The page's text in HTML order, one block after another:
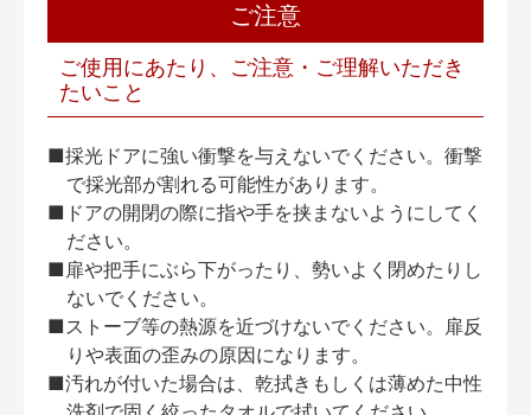
ご注意
ご使用にあたり、ご注意・ご理解いただき
たいこと
■採光ドアに強い衝撃を与えないでください。衝撃
で採光部が割れる可能性があります。
■ドアの開閉の際に指や手を挟まないようにしてく
ださい。
■扉や把手にぶら下がったり、勢いよく閉めたりし
ないでください。
■ストーブ等の熱源を近づけないでください。扉反
りや表面の歪みの原因になります。
■汚れが付いた場合は、乾拭きもしくは薄めた中性